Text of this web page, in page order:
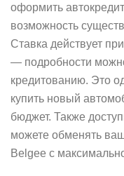
оформить
возможность
Ставка действует
— подробности
кредитованию. Это
купить новый
бюджет. Также
можете обменять
Belgee с